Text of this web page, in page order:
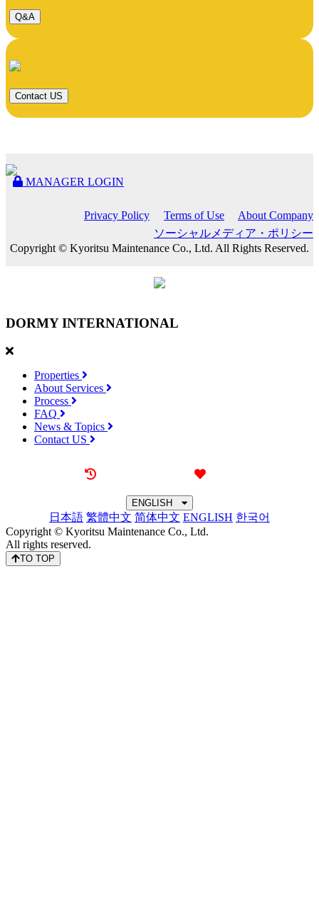
Q&A
Contact US
MANAGER LOGIN
Privacy Policy Terms of Use
About Company
ソーシャルメディア・ポリシー
Copyright © Kyoritsu Maintenance Co., Ltd. All Rights Reserved.
DORMY INTERNATIONAL
Properties
About Services
Process
FAQ
News & Topics
Contact US
ENGLISH
日本語 繁體中文 简体中文 ENGLISH 한국어
Copyright © Kyoritsu Maintenance Co., Ltd.
All rights reserved.
TO TOP